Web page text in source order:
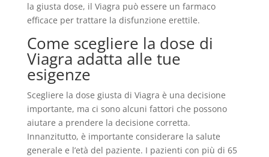
la giusta dose, il Viagra può essere un farmaco
efficace per trattare la disfunzione erettile.
Come scegliere la dose di
Viagra adatta alle tue
esigenze
Scegliere la dose giusta di Viagra è una decisione
importante, ma ci sono alcuni fattori che possono
aiutare a prendere la decisione corretta.
Innanzitutto, è importante considerare la salute
generale e l’età del paziente. I pazienti con più di 65